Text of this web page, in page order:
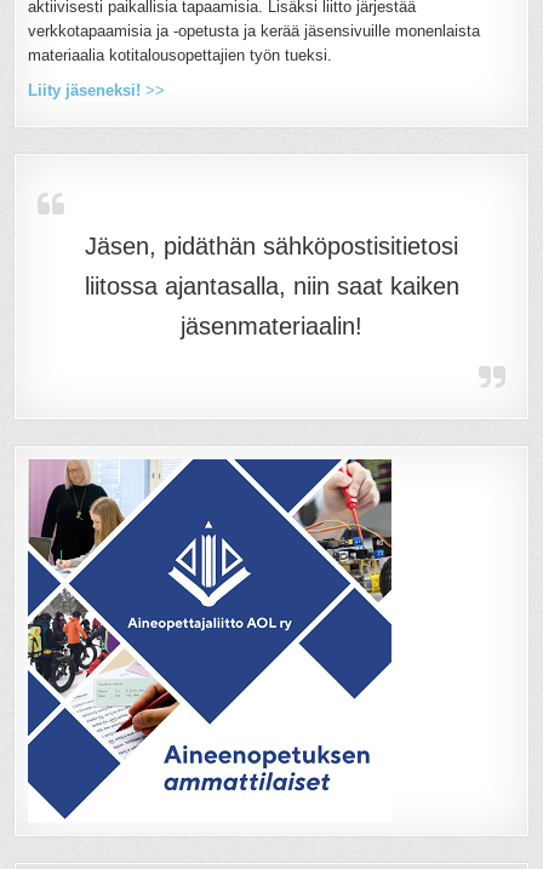
aktiivisesti paikallisia tapaamisia. Lisäksi liitto järjestää
verkkotapaamisia ja -opetusta ja kerää jäsensivuille monenlaista
materiaalia kotitalousopettajien työn tueksi.
Liity jäseneksi! >>
Jäsen, pidäthän sähköpostisitietosi
liitossa ajantasalla, niin saat kaiken
jäsenmateriaalin!